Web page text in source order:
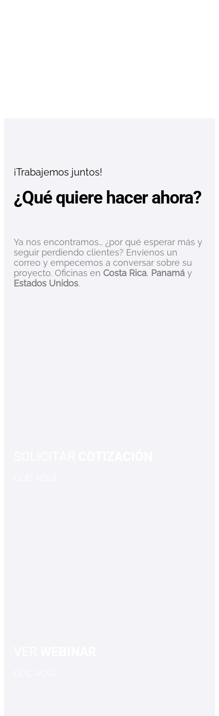
¡Trabajemos juntos!
¿Qué quiere hacer ahora?
Ya nos encontramos… ¿por qué esperar más y
seguir perdiendo clientes? Envíenos un
correo y empecemos a conversar sobre su
proyecto. Oficinas en Costa Rica, Panamá y
Estados Unidos.